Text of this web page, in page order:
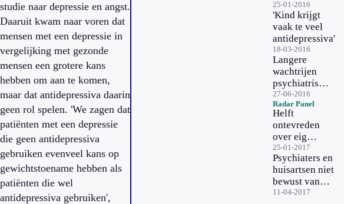
studie naar depressie en angst.
Daaruit kwam naar voren dat
mensen met een depressie in
vergelijking met gezonde
mensen een grotere kans
hebben om aan te komen,
maar dat antidepressiva daarin
geen rol spelen. 'We zagen dat
patiënten met een depressie
die geen antidepressiva
gebruiken evenveel kans op
gewichtstoename hebben als
patiënten die wel
antidepressiva gebruiken',
25-01-2016
'Kind krijgt
vaak te veel
antidepressiva'
18-03-2016
Langere
wachtrijen
psychiatrisch
patiënten
27-06-2016
Radar Panel
Helft
ontevreden
over eigen
gewicht
25-01-2017
Psychiaters en
huisartsen niet
bewust van
bijwerkingen
11-04-2017